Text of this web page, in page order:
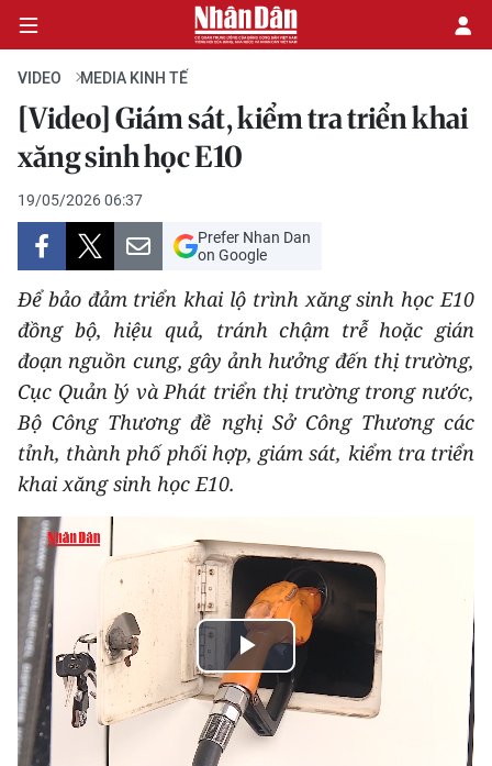
CHÍNH TRỊ
KINH TẾ
VĂN HÓA
XÃ HỘI
PHÁP LUẬT
DU LỊCH
THẾ GIỚI
THỂ THAO
GIÁO DỤC
Y TẾ
KHOA HỌC - CÔNG NGHỆ
MÔI TRƯỜNG
VIDEO MEDIA KINH TẾ
[Video] Giám sát, kiểm tra triển khai
xăng sinh học E10
19/05/2026 06:37
Prefer Nhan Dan
on Google
Để bảo đảm triển khai lộ trình xăng sinh học E10
đồng bộ, hiệu quả, tránh chậm trễ hoặc gián
đoạn nguồn cung, gây ảnh hưởng đến thị trường,
Cục Quản lý và Phát triển thị trường trong nước,
Bộ Công Thương đề nghị Sở Công Thương các
tỉnh, thành phố phối hợp, giám sát, kiểm tra triển
khai xăng sinh học E10.
Play
Video